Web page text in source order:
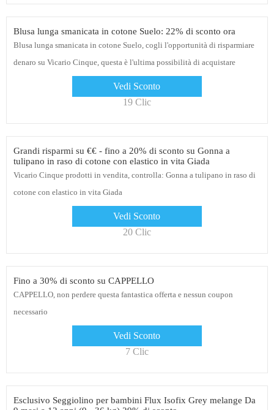
Blusa lunga smanicata in cotone Suelo: 22% di sconto ora
Blusa lunga smanicata in cotone Suelo, cogli l'opportunità di risparmiare
denaro su Vicario Cinque, questa è l'ultima possibilità di acquistare
Vedi Sconto
19 Clic
Grandi risparmi su €€ - fino a 20% di sconto su Gonna a
tulipano in raso di cotone con elastico in vita Giada
Vicario Cinque prodotti in vendita, controlla: Gonna a tulipano in raso di
cotone con elastico in vita Giada
Vedi Sconto
20 Clic
Fino a 30% di sconto su CAPPELLO
CAPPELLO, non perdere questa fantastica offerta e nessun coupon
necessario
Vedi Sconto
7 Clic
Esclusivo Seggiolino per bambini Flux Isofix Grey melange Da